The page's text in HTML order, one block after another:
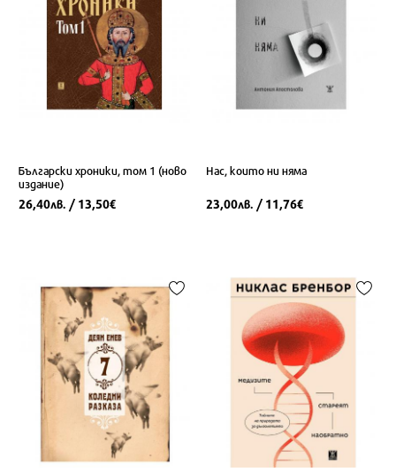
Български хроники, том 1 (ново
издание)
26,40лв. / 13,50€
Нас, които ни няма
23,00лв. / 11,76€